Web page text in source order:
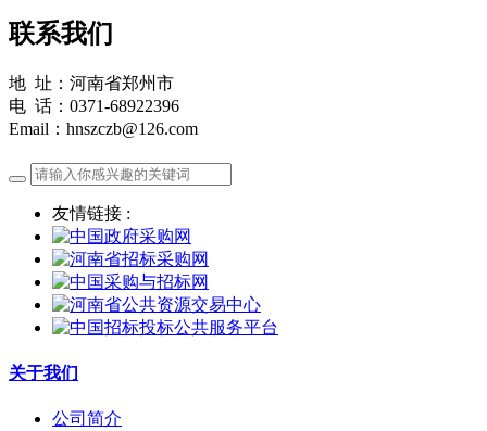
联系我们
地 址：河南省郑州市
电 话：0371-68922396
Email：hnszczb@126.com
友情链接 :
关于我们
公司简介